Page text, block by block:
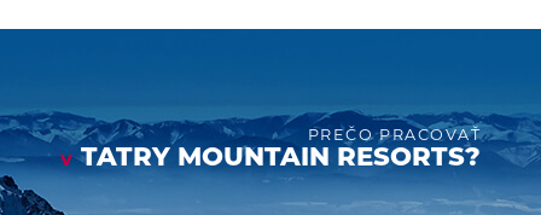
PREČO PRACOVAŤ
VTATRY MOUNTAIN RESORTS?